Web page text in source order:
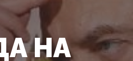
НА